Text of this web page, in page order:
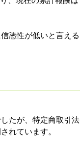
憑性が低いと言える
たが、特定商取引法
れています。